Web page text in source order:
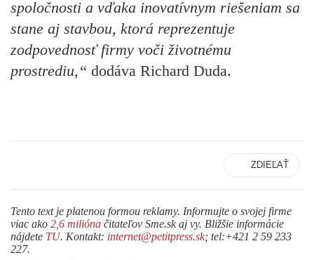
spoločnosti a vďaka inovatívnym riešeniam sa
stane aj stavbou, ktorá reprezentuje
zodpovednosť firmy voči životnému
prostrediu,“ dodáva Richard Duda.
ZDIEĽAŤ
Tento text je platenou formou reklamy. Informujte o svojej firme
viac ako 2,6 milióna čitateľov Sme.sk aj vy. Bližšie informácie
nájdete TU. Kontakt: internet@petitpress.sk; tel:+421 2 59 233
227.